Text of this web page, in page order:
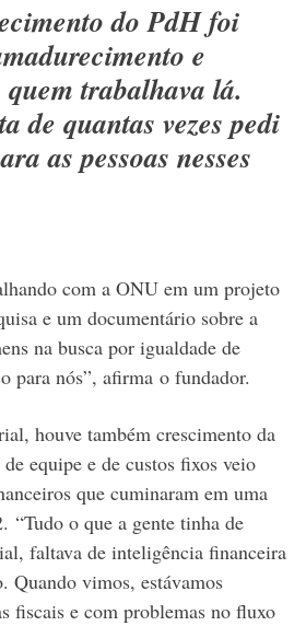
do PdH foi
e
trabalhava lá.
de quantas vezes pedi
as pessoas nesses
com a ONU em um projeto
e um documentário sobre a
na busca por igualdade de
para nós”, afirma o fundador.
houve também crescimento da
equipe e de custos fixos veio
que cuminaram em uma
“Tudo o que a gente tinha de
faltava de inteligência financeira
Quando vimos, estávamos
fiscais e com problemas no fluxo